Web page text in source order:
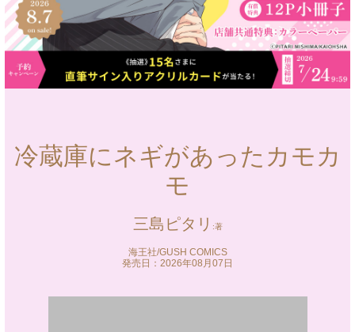
冷蔵庫にネギがあったカモカ
モ
三島ピタリ
海王社/GUSH COMICS
発売日：2026年08月07日